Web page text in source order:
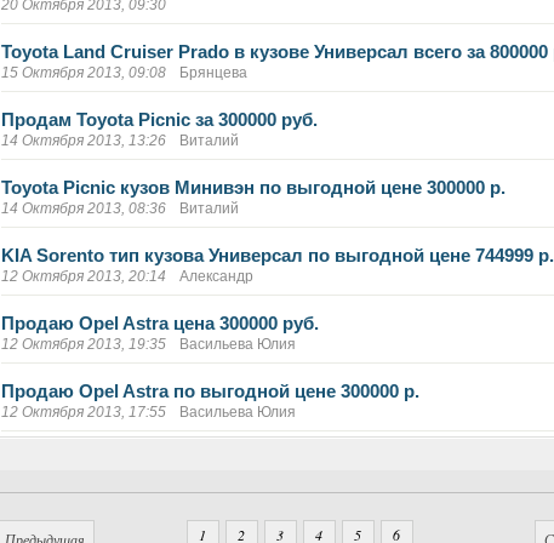
20 Октября 2013, 09:30
Toyota Land Cruiser Prado в кузове Универсал всего за 800000
15 Октября 2013, 09:08 Брянцева
Продам Toyota Picnic за 300000 руб.
14 Октября 2013, 13:26 Виталий
Toyota Picnic кузов Минивэн по выгодной цене 300000 р.
14 Октября 2013, 08:36 Виталий
KIA Sorento тип кузова Универсал по выгодной цене 744999 р.
12 Октября 2013, 20:14 Александр
Продаю Opel Astra цена 300000 руб.
12 Октября 2013, 19:35 Васильева Юлия
Продаю Opel Astra по выгодной цене 300000 р.
12 Октября 2013, 17:55 Васильева Юлия
1 2 3 4 5 6